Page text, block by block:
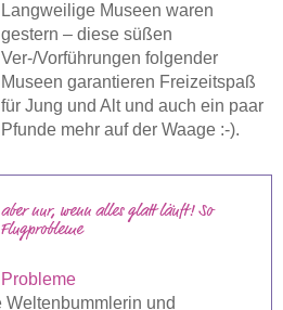
Langweilige Museen waren
gestern – diese süßen
Ver-/Vorführungen folgender
Museen garantieren Freizeitspaß
für Jung und Alt und auch ein paar
Pfunde mehr auf der Waage :-).
nur, wenn alles glatt läuft! So
Weltenbummlerin und